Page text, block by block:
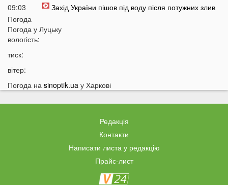
09:03
Захід України пішов під воду після потужних злив
08:50
травмований
найближчим часом
Назвали 5 побутових справ, які не можна робити в
суботу та неділю
Назвали найжадібніших чоловіків за знаком Зодіаку
Ці речі категорично заборонено робити під час грози
Погода
Погода у Луцьку
вологість:
тиск:
вітер:
Погода на sinoptik.ua у Харкові
Редакція
Контакти
Написати листа у редакцію
Прайс-лист